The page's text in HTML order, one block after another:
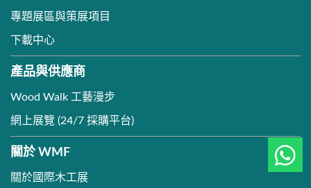
專題展區與策展項目
下載中心
產品與供應商
Wood Walk 工藝漫步
網上展覽 (24/7 採購平台)
關於 WMF
關於國際木工展